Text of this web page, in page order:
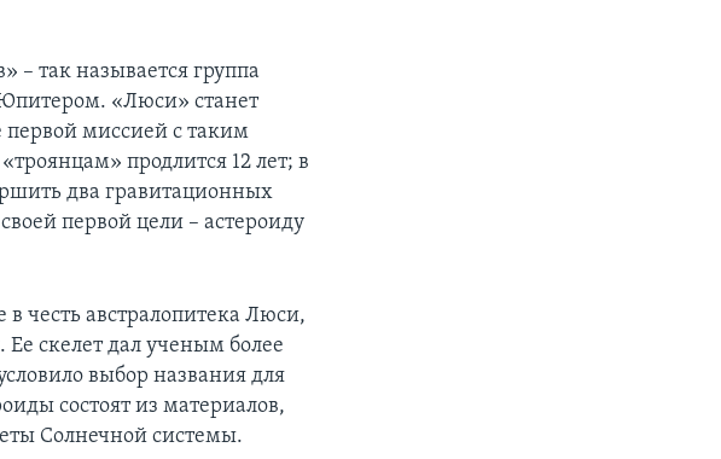
– так называется группа
Юпитером. «Люси» станет
миссией с таким
продлится 12 лет; в
два гравитационных
первой цели – астероиду
в честь австралопитека Люси,
скелет дал ученым более
выбор названия для
состоят из материалов,
Солнечной системы.